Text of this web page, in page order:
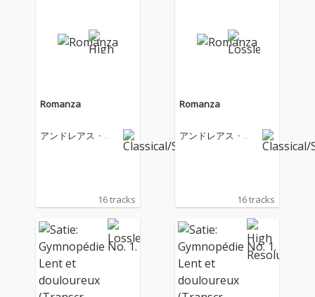
Romanza
アンドレアス・オ
16 tracks
Romanza
アンドレアス・オ
16 tracks